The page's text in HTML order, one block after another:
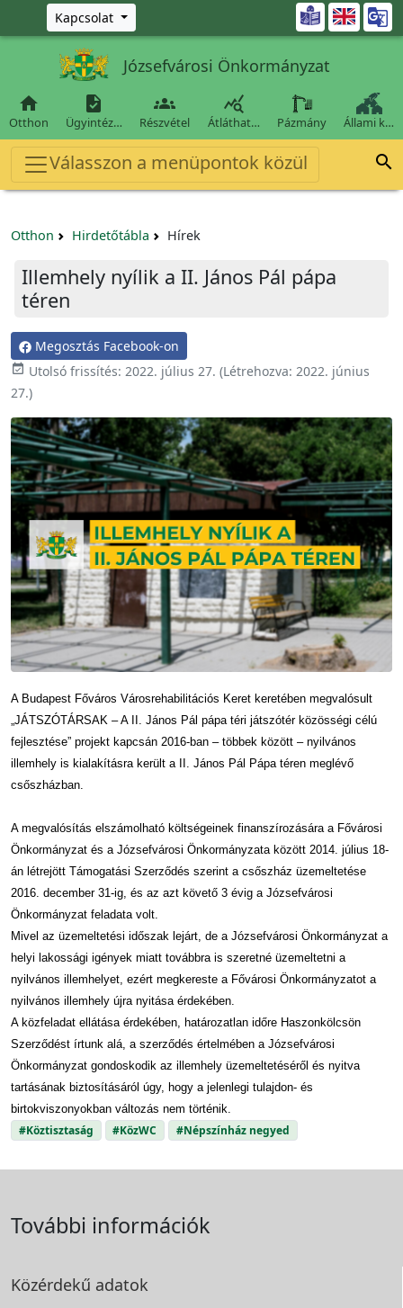
Ugrás a fő tartalomra
Kapcsolat 
Józsefvárosi Önkormányzat

Otthon

Ügyintéz…

Részvétel

Átláthat… Pázmány Állami k…
Válasszon a menüpontok közül 
Otthon Hirdetőtábla Hírek
Illemhely nyílik a II. János Pál pápa
téren
Megosztás Facebook-on
 Utolsó frissítés: 2022. július 27. (Létrehozva: 2022. június
27.)
A Budapest Főváros Városrehabilitációs Keret keretében megvalósult
„JÁTSZÓTÁRSAK – A II. János Pál pápa téri játszótér közösségi célú
fejlesztése” projekt kapcsán 2016-ban – többek között – nyilvános
illemhely is kialakításra került a II. János Pál Pápa téren meglévő
csőszházban.
A megvalósítás elszámolható költségeinek finanszírozására a Fővárosi
Önkormányzat és a Józsefvárosi Önkormányzata között 2014. július 18-
án létrejött Támogatási Szerződés szerint a csőszház üzemeltetése
2016. december 31-ig, és az azt követő 3 évig a Józsefvárosi
Önkormányzat feladata volt.
Mivel az üzemeltetési időszak lejárt, de a Józsefvárosi Önkormányzat a
helyi lakossági igények miatt továbbra is szeretné üzemeltetni a
nyilvános illemhelyet, ezért megkereste a Fővárosi Önkormányzatot a
nyilvános illemhely újra nyitása érdekében.
A közfeladat ellátása érdekében, határozatlan időre Haszonkölcsön
Szerződést írtunk alá, a szerződés értelmében a Józsefvárosi
Önkormányzat gondoskodik az illemhely üzemeltetéséről és nyitva
tartásának biztosításáról úgy, hogy a jelenlegi tulajdon- és
birtokviszonyokban változás nem történik.
#Köztisztaság #KözWC #Népszínház negyed
További információk
Közérdekű adatok